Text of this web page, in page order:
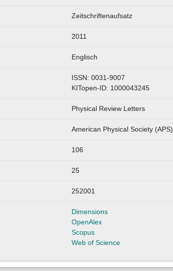
Zeitschriftenaufsatz
2011
Englisch
ISSN: 0031-9007
KITopen-ID: 1000043245
Physical Review Letters
American Physical Society (APS)
106
25
252001
Dimensions
OpenAlex
Scopus
Web of Science